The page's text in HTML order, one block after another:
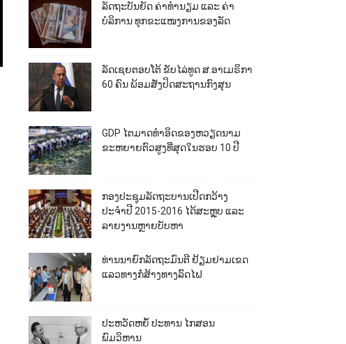
ລັດຖະບັນຍັດ ຄ່າທຳນຽມ ແລະ ຄ່າ
ບໍລິການ ທຸກຂະແໜງການຂອງລັດ
ລັດເຊຍຕອບໂຕ້ ຂັບໄລ່ທູດ ສ.ອາເມຣິກາ
60 ຄົນ ພ້ອມສັ່ງປິດສະຖານກົງສຸນ
GDP ໄຕມາດທຳອິດຂອງຫວຽດນາມ
ຂະຫຍາຍຕົວສູງທີ່ສຸດໃນຮອບ 10​ ປີ
ກອງປະຊຸມລັດຖະບານເປີດກວ້າງ
ປະຈຳປີ 2015-2016 ໄດ້ສະຫຼຸບ ແລະ
ລາຍງານຫຼາຍບັບຫາ
ທ່ານນາຍົກລັດຖະມົນຕີ ຢ້ຽມຢາມເຂດ
ແລວທາງກໍ່ສ້າງທາງລົດໄຟ
ປະຫວັດຫຍໍ້ ປະທານ ໄກສອນ
ພົມວິຫານ